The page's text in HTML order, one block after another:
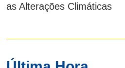
as Alterações Climáticas